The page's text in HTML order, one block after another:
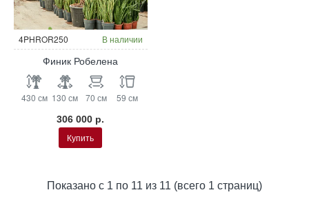
4PHROR250 В наличии
Финик Робелена
430 см 130 см 70 см 59 см
306 000 р.
Купить
Показано с 1 по 11 из 11 (всего 1 страниц)